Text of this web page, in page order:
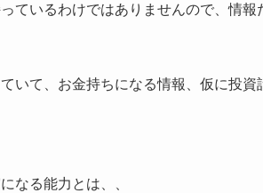
ているわけではありませんので、情報
いて、お金持ちになる情報、仮に投
なる能力とは、、